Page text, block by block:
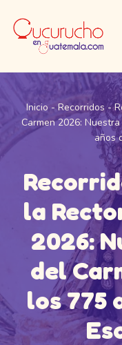
Saltar
contenido
Inicio -Recorridos-
Carmen 2026:
años
la
2026:
del
los 775